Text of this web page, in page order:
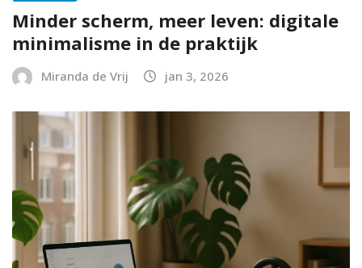
Minder scherm, meer leven: digitale
minimalisme in de praktijk
Miranda de Vrij jan 3, 2026